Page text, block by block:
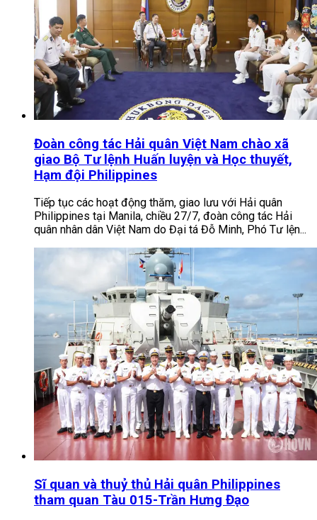
Đoàn công tác Hải quân Việt Nam chào xã
giao Bộ Tư lệnh Huấn luyện và Học thuyết,
Hạm đội Philippines
Tiếp tục các hoạt động thăm, giao lưu với Hải quân
Philippines tại Manila, chiều 27/7, đoàn công tác Hải
quân nhân dân Việt Nam do Đại tá Đỗ Minh, Phó Tư lện...
Sĩ quan và thuỷ thủ Hải quân Philippines
tham quan Tàu 015-Trần Hưng Đạo